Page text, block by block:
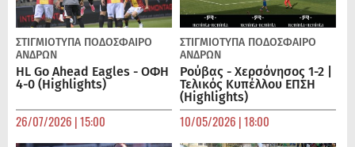
ΣΤΙΓΜΙΟΤΥΠΑ ΠΟΔΌΣΦΑΙΡΟ
ΑΝΔΡΏΝ
HL Go Ahead Eagles - ΟΦΗ
4-0 (Highlights)
26/07/2026 | 15:00
ΣΤΙΓΜΙΟΤΥΠΑ ΠΟΔΌΣΦΑΙΡΟ
ΑΝΔΡΏΝ
Ρούβας - Χερσόνησος 1-2 |
Τελικός Κυπέλλου ΕΠΣΗ
(Highlights)
10/05/2026 | 18:00